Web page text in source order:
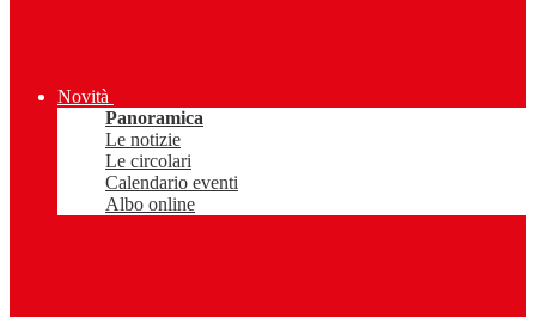
Novità
Panoramica
Le notizie
Le circolari
Calendario eventi
Albo online